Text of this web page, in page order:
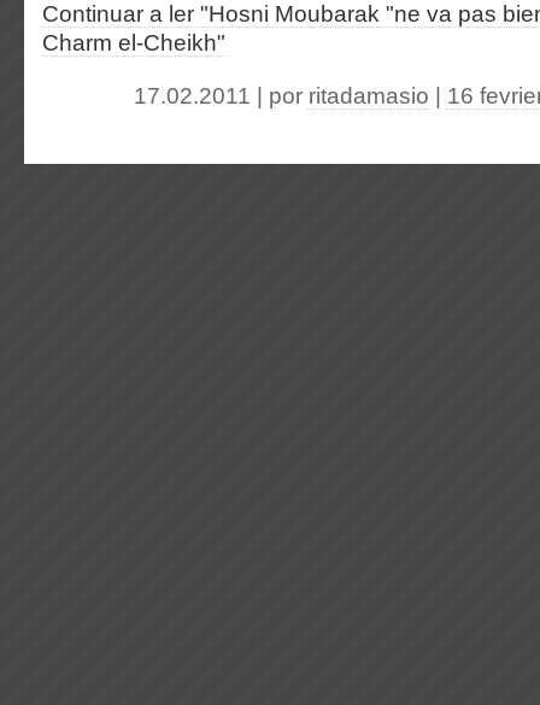
Continuar a ler "Hosni Moubarak "ne va pas
Charm el-Cheikh"
17.02.2011 | por ritadamasio 16